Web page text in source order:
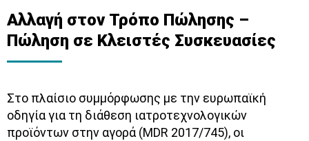
Αλλαγή στον Τρόπο Πώλησης –
Πώληση σε Κλειστές Συσκευασίες
Στο πλαίσιο συμμόρφωσης με την ευρωπαϊκή
οδηγία για τη διάθεση ιατροτεχνολογικών
προϊόντων στην αγορά (MDR 2017/745), οι